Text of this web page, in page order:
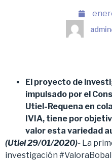
El proyecto de
impulsado por el
Utiel-Requena en
IVIA, tiene por
valor esta variedad
(Utiel 29/01/2020)- La
investigación